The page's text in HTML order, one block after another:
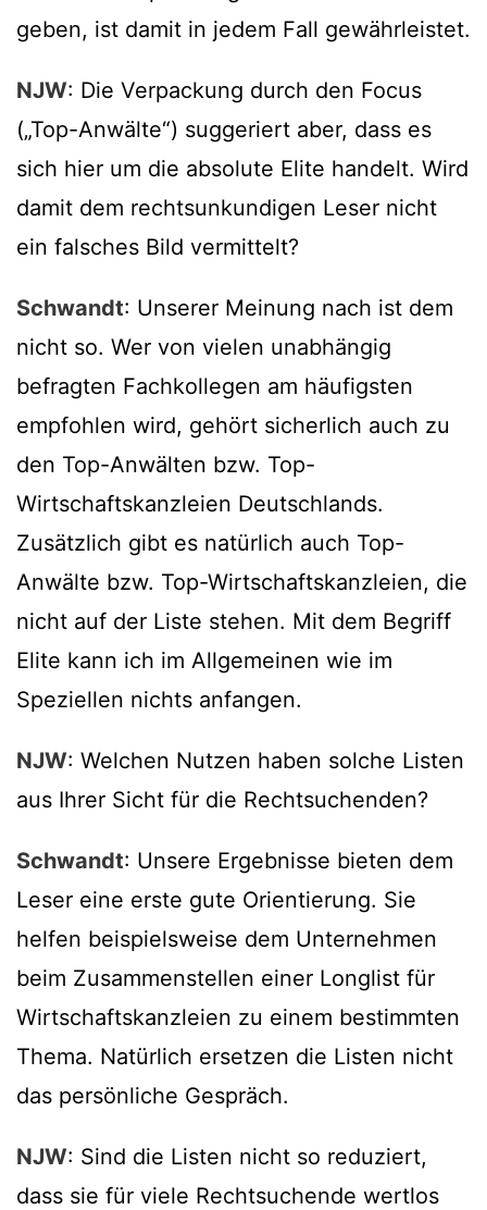
geben, ist damit in jedem Fall gewährleistet.
NJW: Die Verpackung durch den Focus
(„Top-Anwälte“) suggeriert aber, dass es
sich hier um die absolute Elite handelt. Wird
damit dem rechtsunkundigen Leser nicht
ein falsches Bild vermittelt?
Schwandt: Unserer Meinung nach ist dem
nicht so. Wer von vielen unabhängig
befragten Fachkollegen am häufigsten
empfohlen wird, gehört sicherlich auch zu
den Top-Anwälten bzw. Top-
Wirtschaftskanzleien Deutschlands.
Zusätzlich gibt es natürlich auch Top-
Anwälte bzw. Top-Wirtschaftskanzleien, die
nicht auf der Liste stehen. Mit dem Begriff
Elite kann ich im Allgemeinen wie im
Speziellen nichts anfangen.
NJW: Welchen Nutzen haben solche Listen
aus Ihrer Sicht für die Rechtsuchenden?
Schwandt: Unsere Ergebnisse bieten dem
Leser eine erste gute Orientierung. Sie
helfen beispielsweise dem Unternehmen
beim Zusammenstellen einer Longlist für
Wirtschaftskanzleien zu einem bestimmten
Thema. Natürlich ersetzen die Listen nicht
das persönliche Gespräch.
NJW: Sind die Listen nicht so reduziert,
dass sie für viele Rechtsuchende wertlos